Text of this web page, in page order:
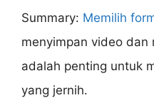
Summary: Memilih
menyimpan video dan
adalah penting untuk
yang jernih.